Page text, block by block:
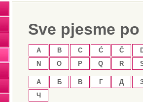
Sve pjesme
A B C Ć Č
N
O P Q R
А Б В Г Д
Ч